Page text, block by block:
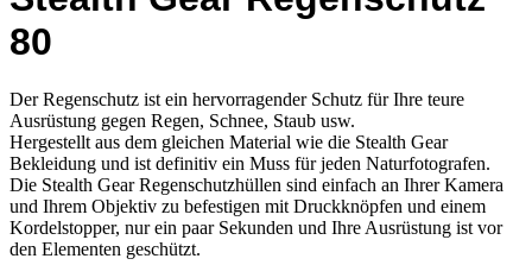
80
Der Regenschutz ist ein hervorragender Schutz für Ihre teure
Ausrüstung gegen Regen, Schnee, Staub usw.
Hergestellt aus dem gleichen Material wie die Stealth Gear
Bekleidung und ist definitiv ein Muss für jeden Naturfotografen.
Die Stealth Gear Regenschutzhüllen sind einfach an Ihrer Kamera
und Ihrem Objektiv zu befestigen mit Druckknöpfen und einem
Kordelstopper, nur ein paar Sekunden und Ihre Ausrüstung ist vor
den Elementen geschützt.